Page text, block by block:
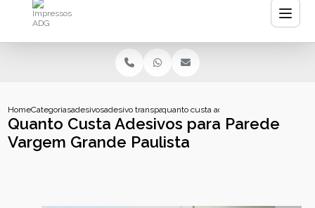
HomeCategoriasadesivosadesivo transparente personalizado
quanto custa adesivos para parede
Quanto Custa Adesivos para Parede
Vargem Grande Paulista